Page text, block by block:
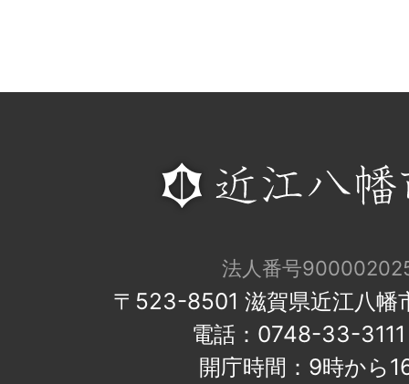
法人番号
〒523-8501 滋賀県近江八幡
電話：0748-33-
開庁時間：9時から